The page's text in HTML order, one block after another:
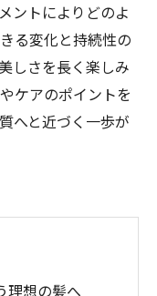
ントによりどのよ
る変化と持続性の
しさを長く楽しみ
ケアのポイントを
へと近づく一歩が
理想の髪へ